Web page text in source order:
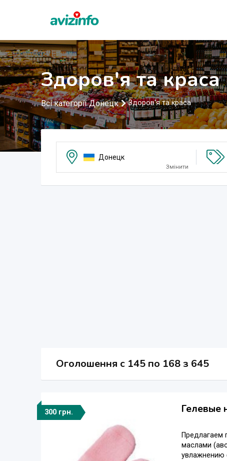
Здоров'я та
Всі категорії Донецк Здоров'я та краса
Донецк
Змінити
Оголошення c 145 по 168 з 645
300 грн. Гелевые
Предлагаем
маслами
увлажнению